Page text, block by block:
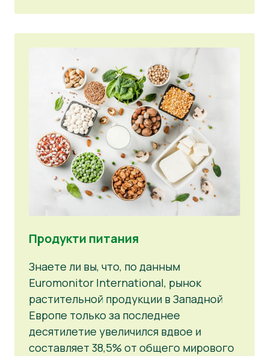
Продукти питания
Знаете ли вы, что, по данным
Euromonitor International, рынок
растительной продукции в Западной
Европе только за последнее
десятилетие увеличился вдвое и
составляет 38,5% от общего мирового